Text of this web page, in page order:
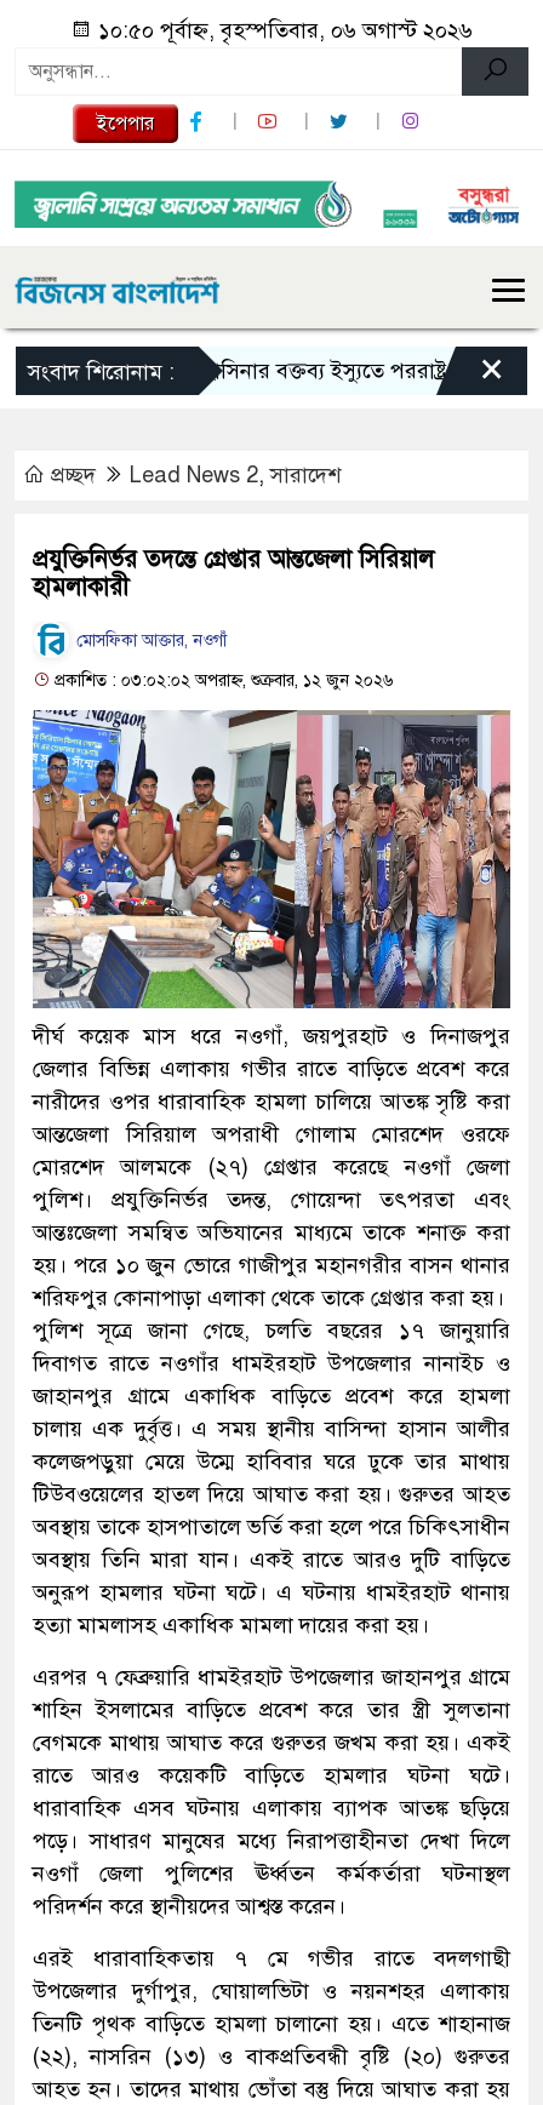
১০:৫০ পূর্বাহ্ন, বৃহস্পতিবার, ০৬ অগাস্ট ২০২৬
ইপেপার
সংবাদ শিরোনাম :
শেখ হাসিনার বক্তব্য ইস্যুতে পররাষ্ট্র মন্ত্রণালয়ের বিবৃতি
×
প্রচ্ছদ Lead News 2,সারাদেশ
প্রযুক্তিনির্ভর তদন্তে গ্রেপ্তার আন্তজেলা সিরিয়াল
হামলাকারী
মোসফিকা আক্তার, নওগাঁ
প্রকাশিত : ০৩:০২:০২ অপরাহ্ন, শুক্রবার, ১২ জুন ২০২৬
দীর্ঘ কয়েক মাস ধরে নওগাঁ, জয়পুরহাট ও দিনাজপুর
জেলার বিভিন্ন এলাকায় গভীর রাতে বাড়িতে প্রবেশ করে
নারীদের ওপর ধারাবাহিক হামলা চালিয়ে আতঙ্ক সৃষ্টি করা
আন্তজেলা সিরিয়াল অপরাধী গোলাম মোরশেদ ওরফে
মোরশেদ আলমকে (২৭) গ্রেপ্তার করেছে নওগাঁ জেলা
পুলিশ। প্রযুক্তিনির্ভর তদন্ত, গোয়েন্দা তৎপরতা এবং
আন্তঃজেলা সমন্বিত অভিযানের মাধ্যমে তাকে শনাক্ত করা
হয়। পরে ১০ জুন ভোরে গাজীপুর মহানগরীর বাসন থানার
শরিফপুর কোনাপাড়া এলাকা থেকে তাকে গ্রেপ্তার করা হয়।
পুলিশ সূত্রে জানা গেছে, চলতি বছরের ১৭ জানুয়ারি
দিবাগত রাতে নওগাঁর ধামইরহাট উপজেলার নানাইচ ও
জাহানপুর গ্রামে একাধিক বাড়িতে প্রবেশ করে হামলা
চালায় এক দুর্বৃত্ত। এ সময় স্থানীয় বাসিন্দা হাসান আলীর
কলেজপড়ুয়া মেয়ে উম্মে হাবিবার ঘরে ঢুকে তার মাথায়
টিউবওয়েলের হাতল দিয়ে আঘাত করা হয়। গুরুতর আহত
অবস্থায় তাকে হাসপাতালে ভর্তি করা হলে পরে চিকিৎসাধীন
অবস্থায় তিনি মারা যান। একই রাতে আরও দুটি বাড়িতে
অনুরূপ হামলার ঘটনা ঘটে। এ ঘটনায় ধামইরহাট থানায়
হত্যা মামলাসহ একাধিক মামলা দায়ের করা হয়।
এরপর ৭ ফেব্রুয়ারি ধামইরহাট উপজেলার জাহানপুর গ্রামে
শাহিন ইসলামের বাড়িতে প্রবেশ করে তার স্ত্রী সুলতানা
বেগমকে মাথায় আঘাত করে গুরুতর জখম করা হয়। একই
রাতে আরও কয়েকটি বাড়িতে হামলার ঘটনা ঘটে।
ধারাবাহিক এসব ঘটনায় এলাকায় ব্যাপক আতঙ্ক ছড়িয়ে
পড়ে। সাধারণ মানুষের মধ্যে নিরাপত্তাহীনতা দেখা দিলে
নওগাঁ জেলা পুলিশের ঊর্ধ্বতন কর্মকর্তারা ঘটনাস্থল
পরিদর্শন করে স্থানীয়দের আশ্বস্ত করেন।
এরই ধারাবাহিকতায় ৭ মে গভীর রাতে বদলগাছী
উপজেলার দুর্গাপুর, ঘোয়ালভিটা ও নয়নশহর এলাকায়
তিনটি পৃথক বাড়িতে হামলা চালানো হয়। এতে শাহানাজ
(২২), নাসরিন (১৩) ও বাকপ্রতিবন্ধী বৃষ্টি (২০) গুরুতর
আহত হন। তাদের মাথায় ভোঁতা বস্তু দিয়ে আঘাত করা হয়